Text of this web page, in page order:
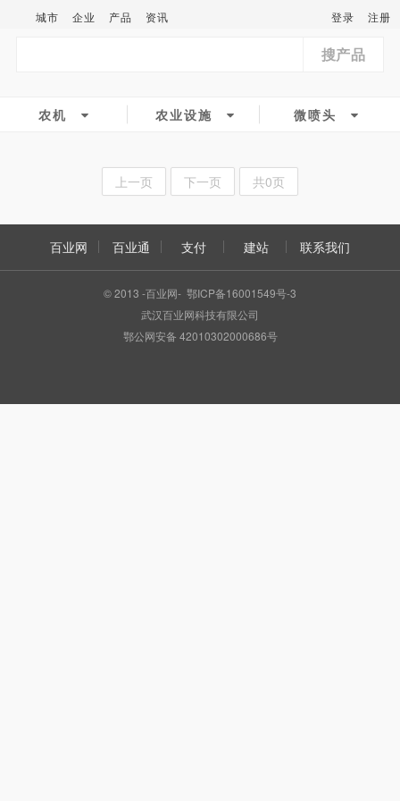
城市 企业 产品 资讯 登录 注册
搜产品
农机 农业设施 微喷头
上一页 下一页 共0页
百业网 百业通 支付 建站 联系我们
© 2013 -百业网- 鄂ICP备16001549号-3
武汉百业网科技有限公司
鄂公网安备 42010302000686号